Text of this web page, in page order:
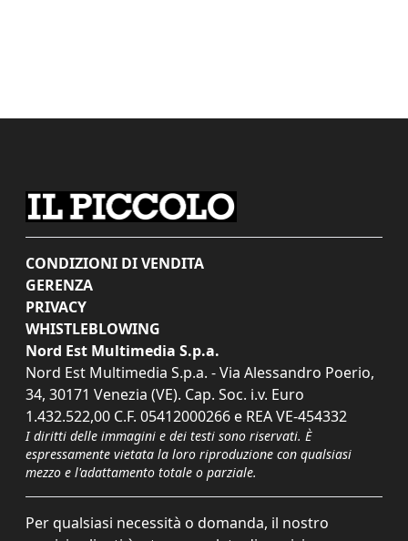
CONDIZIONI DI VENDITA
GERENZA
PRIVACY
WHISTLEBLOWING
Nord Est Multimedia S.p.a.
Nord Est Multimedia S.p.a. - Via Alessandro Poerio,
34, 30171 Venezia (VE). Cap. Soc. i.v. Euro
1.432.522,00 C.F. 05412000266 e REA VE-454332
I diritti delle immagini e dei testi sono riservati. È
espressamente vietata la loro riproduzione con qualsiasi
mezzo e l'adattamento totale o parziale.
Per qualsiasi necessità o domanda, il nostro